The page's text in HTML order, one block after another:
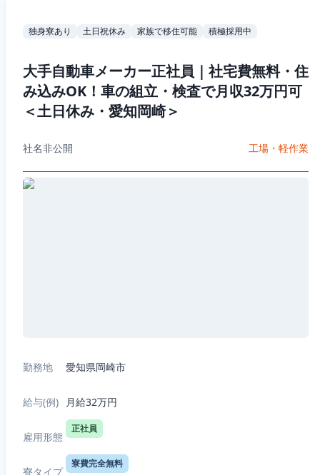
独身寮あり 土日祝休み 家族で移住可能 積極採用中
大手自動車メーカー正社員｜社宅費無料・住
み込みOK！車の組立・検査で月収32万円可
＜土日休み・愛知岡崎＞
社名非公開 工場・軽作業
勤務地 愛知県岡崎市
給与(例) 月給32万円
雇用形態
正社員
寮タイプ
寮費完全無料